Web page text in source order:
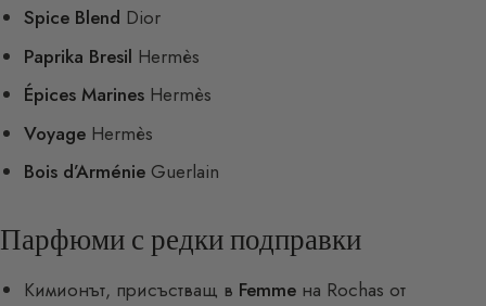
Spice Blend Dior
Paprika Bresil Hermès
Épices Marines Hermès
Voyage Hermès
Bois d’Arménie Guerlain
Парфюми с редки подправки
Кимионът, присъстващ в Femme на Rochas от